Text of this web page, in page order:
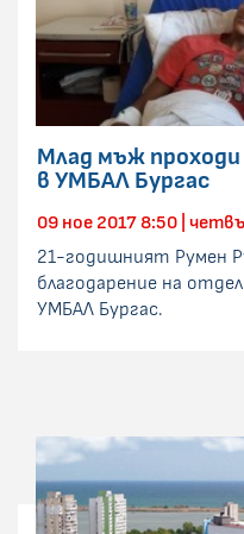
Млад мъж
в УМБАЛ Бургас
09 ное 2017 8:50 |
21-годишният Румен
благодарение на
УМБАЛ Бургас.